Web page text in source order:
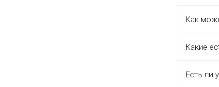
Как
Какие
Есть ли